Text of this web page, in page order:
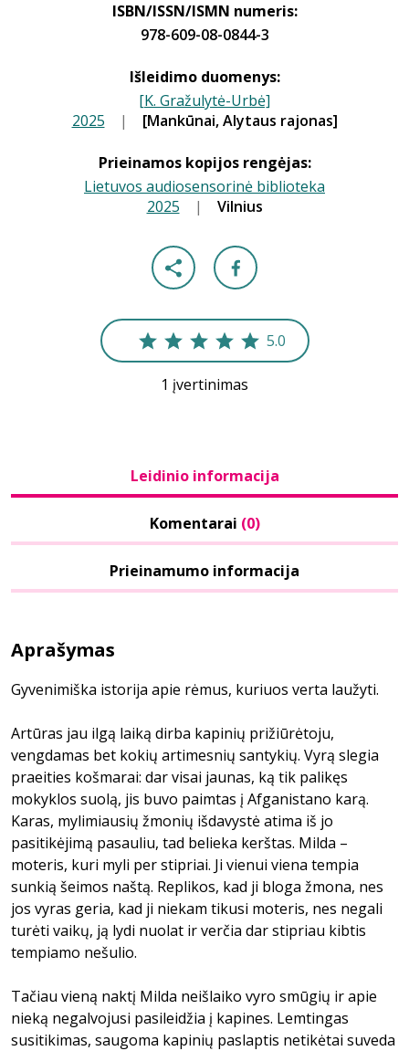
ISBN/ISSN/ISMN numeris:
978-609-08-0844-3
Išleidimo duomenys:
[K. Gražulytė-Urbė]
|
2025 | [Mankūnai, Alytaus rajonas]
Prieinamos kopijos rengėjas:
Lietuvos audiosensorinė biblioteka
2025 | Vilnius
5.0
1 įvertinimas
Leidinio informacija
Komentarai (0)
Prieinamumo informacija
Aprašymas
Gyvenimiška istorija apie rėmus, kuriuos verta laužyti.
Artūras jau ilgą laiką dirba kapinių prižiūrėtoju,
vengdamas bet kokių artimesnių santykių. Vyrą slegia
praeities košmarai: dar visai jaunas, ką tik palikęs
mokyklos suolą, jis buvo paimtas į Afganistano karą.
Karas, mylimiausių žmonių išdavystė atima iš jo
pasitikėjimą pasauliu, tad belieka kerštas. Milda –
moteris, kuri myli per stipriai. Ji vienui viena tempia
sunkią šeimos naštą. Replikos, kad ji bloga žmona, nes
jos vyras geria, kad ji niekam tikusi moteris, nes negali
turėti vaikų, ją lydi nuolat ir verčia dar stipriau kibtis
tempiamo nešulio.
Tačiau vieną naktį Milda neišlaiko vyro smūgių ir apie
nieką negalvojusi pasileidžia į kapines. Lemtingas
susitikimas, saugoma kapinių paslaptis netikėtai suveda